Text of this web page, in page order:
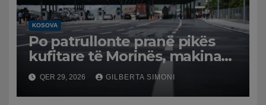
KOSOVA
Po patrullonte pranë pikës
kufitare të Morinës, makina
përplas për vdekje policin 59-
vjeçar
QER 29, 2026 GILBERTA SIMONI